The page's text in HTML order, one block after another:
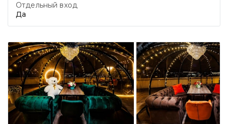
Отдельный вход
Да